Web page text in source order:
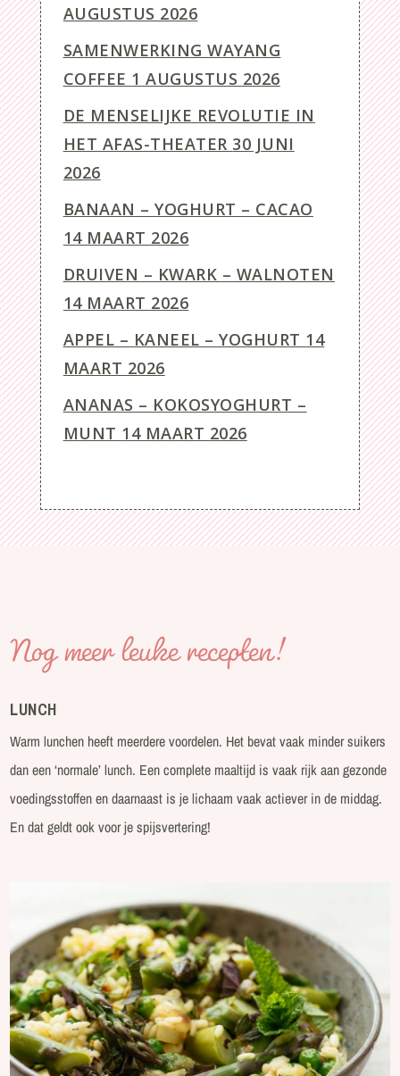
AUGUSTUS 2026
SAMENWERKING WAYANG
COFFEE 1 AUGUSTUS 2026
DE MENSELIJKE REVOLUTIE IN
HET AFAS-THEATER 30 JUNI
2026
BANAAN – YOGHURT – CACAO
14 MAART 2026
DRUIVEN – KWARK – WALNOTEN
14 MAART 2026
APPEL – KANEEL – YOGHURT 14
MAART 2026
ANANAS – KOKOSYOGHURT –
MUNT 14 MAART 2026
Nog meer leuke recepten!
LUNCH
Warm lunchen heeft meerdere voordelen. Het bevat vaak minder suikers
dan een ‘normale’ lunch. Een complete maaltijd is vaak rijk aan gezonde
voedingsstoffen en daarnaast is je lichaam vaak actiever in de middag.
En dat geldt ook voor je spijsvertering!